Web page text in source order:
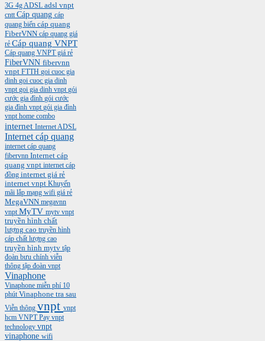
3G 4g ADSL adsl vnpt
cntt Cáp quang cáp
quang biển cáp quang
FiberVNN cáp quang giá
rẻ Cáp quang VNPT
Cáp quang VNPT giá rẻ
FiberVNN fibervnn
vnpt FTTH goi cuoc gia
dinh goi cuoc gia dinh
vnpt goi gia dinh vnpt gói
cước gia đình gói cước
gia đình vnpt gói gia đình
vnpt home combo
internet Internet ADSL
Internet cáp quang
internet cáp quang
fibervnn Internet cáp
quang vnpt internet cáp
đồng internet giá rẻ
internet vnpt Khuyến
mãi lắp mạng wifi giá rẻ
MegaVNN megavnn
vnpt MyTV mytv vnpt
truyền hình chất
lượng cao truyền hình
cáp chất lượng cao
truyền hình mytv tập
đoàn bưu chính viễn
thông tập đoàn vnpt
Vinaphone
Vinaphone miễn phí 10
phút Vinaphone tra sau
Viễn thông vnpt vnpt
hcm VNPT Pay vnpt
technology vnpt
vinaphone wifi